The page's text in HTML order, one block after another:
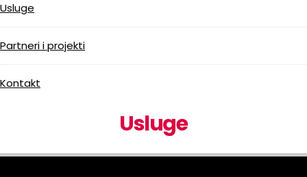
Usluge
Partneri i projekti
Kontakt
Usluge